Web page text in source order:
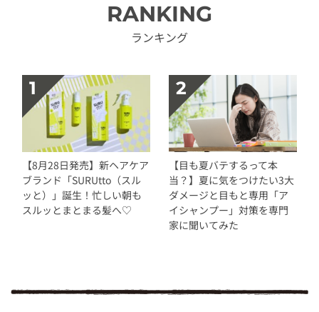
RANKING
ランキング
【8月28日発売】新ヘアケア
ブランド「SURUtto（スル
ッと）」誕生！忙しい朝も
スルッとまとまる髪へ♡
【目も夏バテするって本
当？】夏に気をつけたい3大
ダメージと目もと専用「ア
イシャンプー」対策を専門
家に聞いてみた